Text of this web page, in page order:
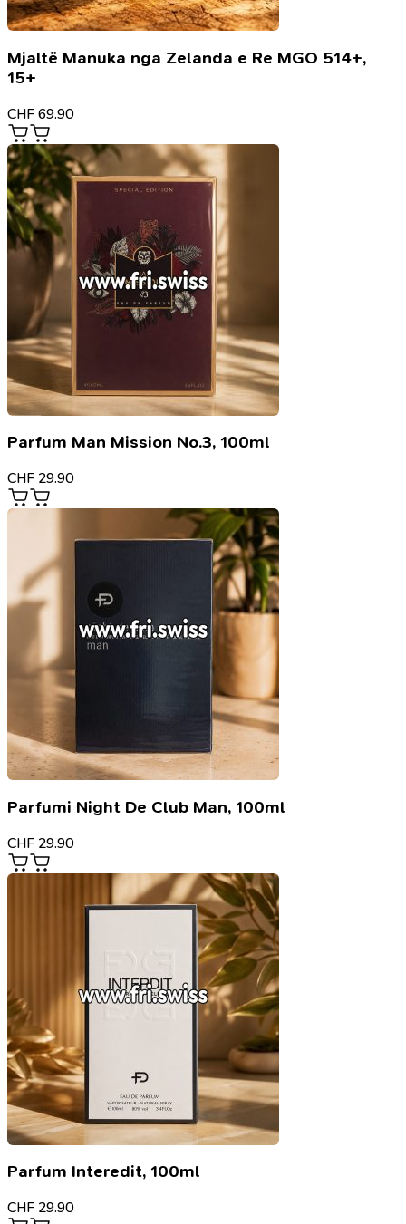
Mjaltë Manuka nga Zelanda e Re MGO 514+,
15+
CHF 69.90
Parfum Man Mission No.3, 100ml
CHF 29.90
Parfumi Night De Club Man, 100ml
CHF 29.90
Parfum Interedit, 100ml
CHF 29.90